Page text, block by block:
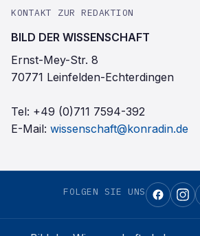
KONTAKT ZUR REDAKTION
BILD DER WISSENSCHAFT
Ernst-Mey-Str. 8
70771 Leinfelden-Echterdingen
Tel: +49 (0)711 7594-392
E-Mail: wissenschaft@konradin.de
FOLGEN SIE UNS